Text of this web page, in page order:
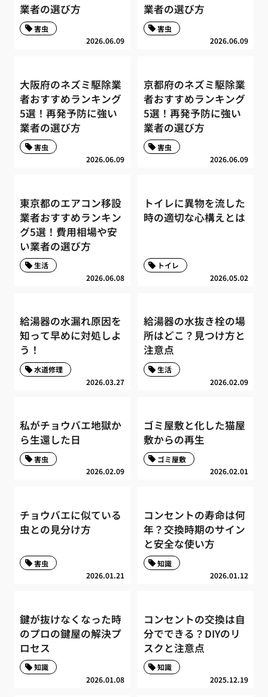
業者の選び方
2026.06.09
害虫
業者の選び方
2026.06.09
害虫
大阪府のネズミ駆除業
者おすすめランキング
5選！再発予防に強い
業者の選び方
2026.06.09
害虫
京都府のネズミ駆除業
者おすすめランキング
5選！再発予防に強い
業者の選び方
2026.06.09
害虫
東京都のエアコン移設
業者おすすめランキン
グ5選！費用相場や安
い業者の選び方
2026.06.08
生活
トイレに異物を流した
時の適切な心構えとは
2026.05.02
トイレ
給湯器の水漏れ原因を
知って早めに対処しよ
う！
2026.03.27
水道修理
給湯器の水抜き栓の場
所はどこ？見つけ方と
注意点
2026.02.09
生活
私がチョウバエ地獄か
ら生還した日
2026.02.09
害虫
ゴミ屋敷と化した猫屋
敷からの再生
2026.02.01
ゴミ屋敷
チョウバエに似ている
虫との見分け方
2026.01.21
害虫
コンセントの寿命は何
年？交換時期のサイン
と安全な使い方
2026.01.12
知識
鍵が抜けなくなった時
のプロの鍵屋の解決プ
ロセス
2026.01.08
知識
コンセントの交換は自
分でできる？DIYのリ
スクと注意点
2025.12.19
知識